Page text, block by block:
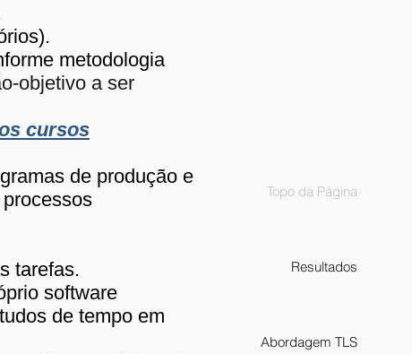
Topo da Página
Resultados
Abordagem TLS
metodologia
objetivo a ser
cursos
de produção e
tarefas.
software
de tempo em